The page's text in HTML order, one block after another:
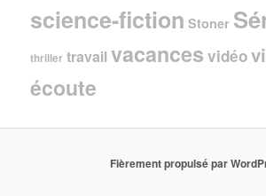
science-fiction Stoner
thriller travail vacances vidéo
écoute
Fièrement propulsé par